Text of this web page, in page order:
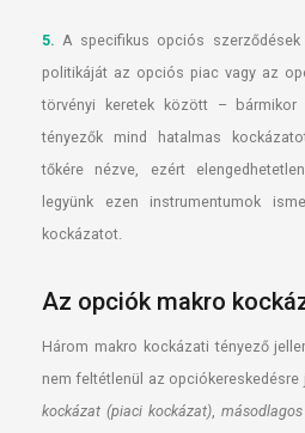
5. A specifikus opciós
politikáját az opciós piac vagy az
törvényi keretek között – bármikor
tényezők mind hatalmas
tőkére nézve, ezért
legyünk ezen instrumentumok
kockázatot.
Az opciók makro
Három makro kockázati tényező
nem feltétlenül az opciókereskedésre
kockázat (piaci kockázat),